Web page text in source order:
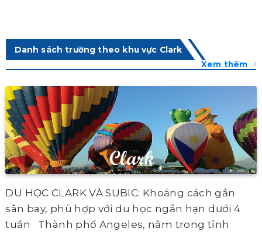
Danh sách trường theo khu vực Clark
Xem thêm
DU HỌC CLARK VÀ SUBIC: Khoảng cách gần
sân bay, phù hợp với du học ngắn hạn dưới 4
tuần Thành phố Angeles, nằm trong tỉnh